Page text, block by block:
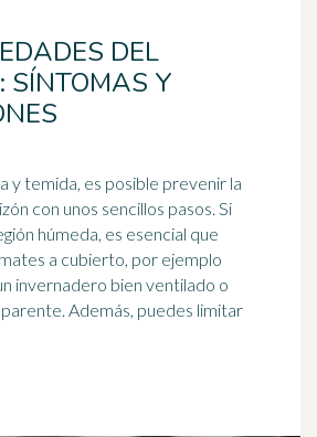
DEL
SÍNTOMAS Y
y temida, es posible prevenir la
con unos sencillos pasos. Si
húmeda, es esencial que
a cubierto, por ejemplo
invernadero bien ventilado o
puedes limitar